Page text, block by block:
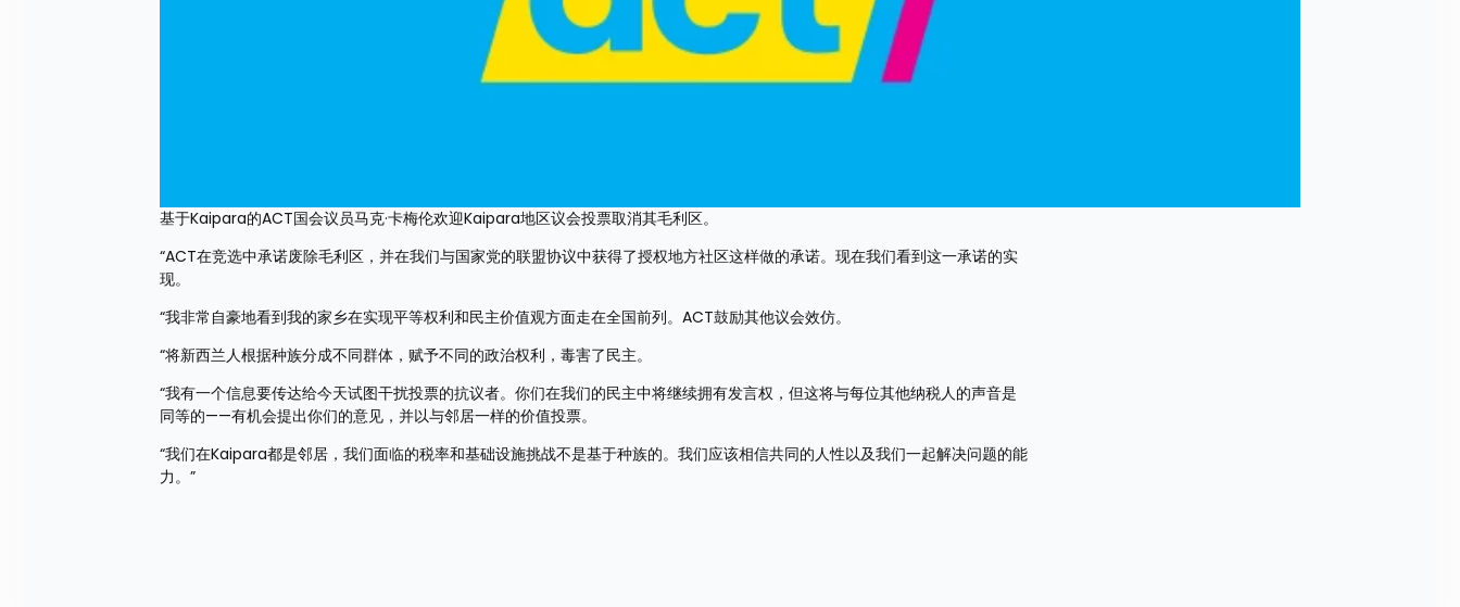
基于Kaipara的ACT国会议员马克·卡梅伦欢迎Kaipara地区议会投票取消其毛利区。
“ACT在竞选中承诺废除毛利区，并在我们与国家党的联盟协议中获得了授权地方社区这样做的承诺。现在我们看到这一承诺的实
现。
“我非常自豪地看到我的家乡在实现平等权利和民主价值观方面走在全国前列。ACT鼓励其他议会效仿。
“将新西兰人根据种族分成不同群体，赋予不同的政治权利，毒害了民主。
“我有一个信息要传达给今天试图干扰投票的抗议者。你们在我们的民主中将继续拥有发言权，但这将与每位其他纳税人的声音是
同等的——有机会提出你们的意见，并以与邻居一样的价值投票。
“我们在Kaipara都是邻居，我们面临的税率和基础设施挑战不是基于种族的。我们应该相信共同的人性以及我们一起解决问题的能
力。”